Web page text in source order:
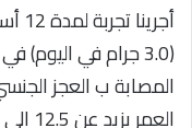
العمر يزيد عن 12.5 الي 41.5 سنة)